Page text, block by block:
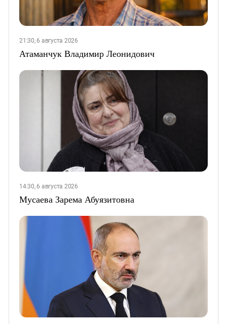
21:30, 6 августа 2026
Атаманчук Владимир Леонидович
14:30, 6 августа 2026
Мусаева Зарема Абуязитовна